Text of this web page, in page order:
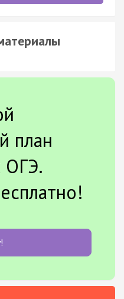
план
ОГЭ.